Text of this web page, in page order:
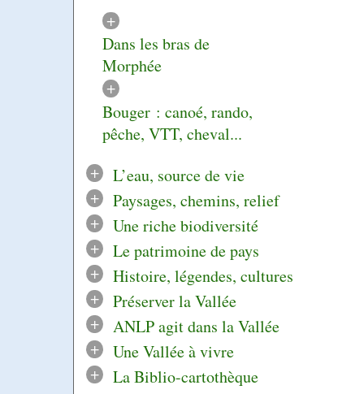
+
Dans les bras de
Morphée
+
Bouger : canoé, rando,
pêche, VTT, cheval...
+
L’eau, source de vie
+
Paysages, chemins, relief
+
Une riche biodiversité
+
Le patrimoine de pays
+
Histoire, légendes, cultures
+
Préserver la Vallée
+
ANLP agit dans la Vallée
+
Une Vallée à vivre
+
La Biblio-cartothèque